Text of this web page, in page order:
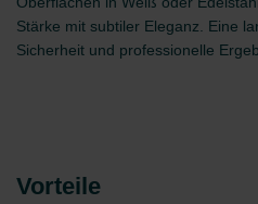
Stärke mit subtiler Eleganz. Eine
Sicherheit und professionelle
Vorteile